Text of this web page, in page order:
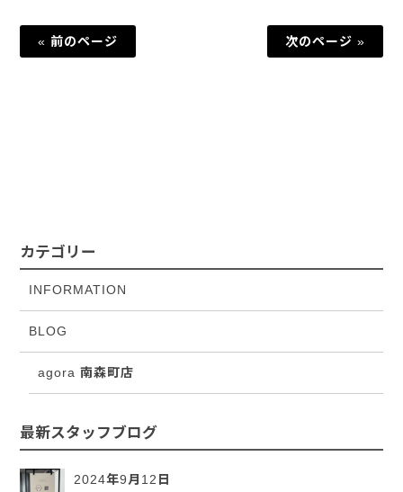
« 前のページ 次のページ »
カテゴリー
INFORMATION
BLOG
agora 南森町店
最新スタッフブログ
2024年9月12日